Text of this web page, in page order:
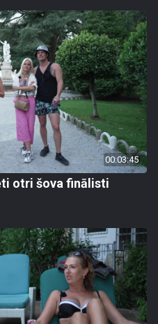
00:03:45
otri šova finālisti